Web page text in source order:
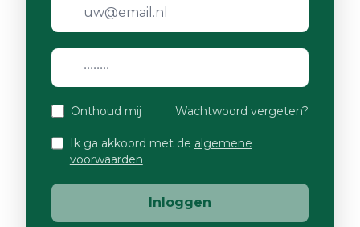
Onthoud mij Wachtwoord vergeten?
Ik ga akkoord met de algemene
voorwaarden
Inloggen